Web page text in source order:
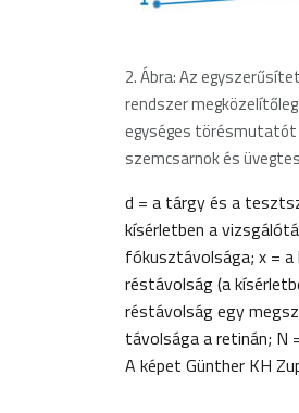
​2. Ábra: Az
rendszer
egységes
szemcsarnok és
d = a tárgy és a
kísérletben a
fókusztávolsága; x =
réstávolság (a
réstávolság egy
távolsága a retinán; N
A képet Günther KH